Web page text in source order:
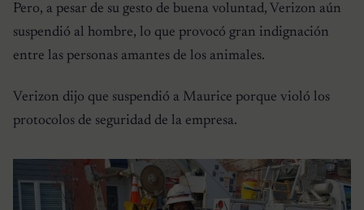
Pero, a pesar de su gesto de buena voluntad, Verizon aún
suspendió al hombre, lo que provocó gran indignación
entre las personas amantes de los animales.
Verizon dijo que suspendió a Maurice porque violó los
protocolos de seguridad de la empresa.